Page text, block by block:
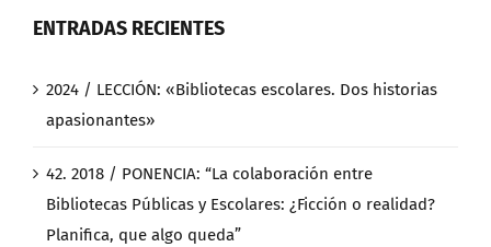
ENTRADAS RECIENTES
2024 / LECCIÓN: «Bibliotecas escolares. Dos historias
apasionantes»
42. 2018 / PONENCIA: “La colaboración entre
Bibliotecas Públicas y Escolares: ¿Ficción o realidad?
Planifica, que algo queda”